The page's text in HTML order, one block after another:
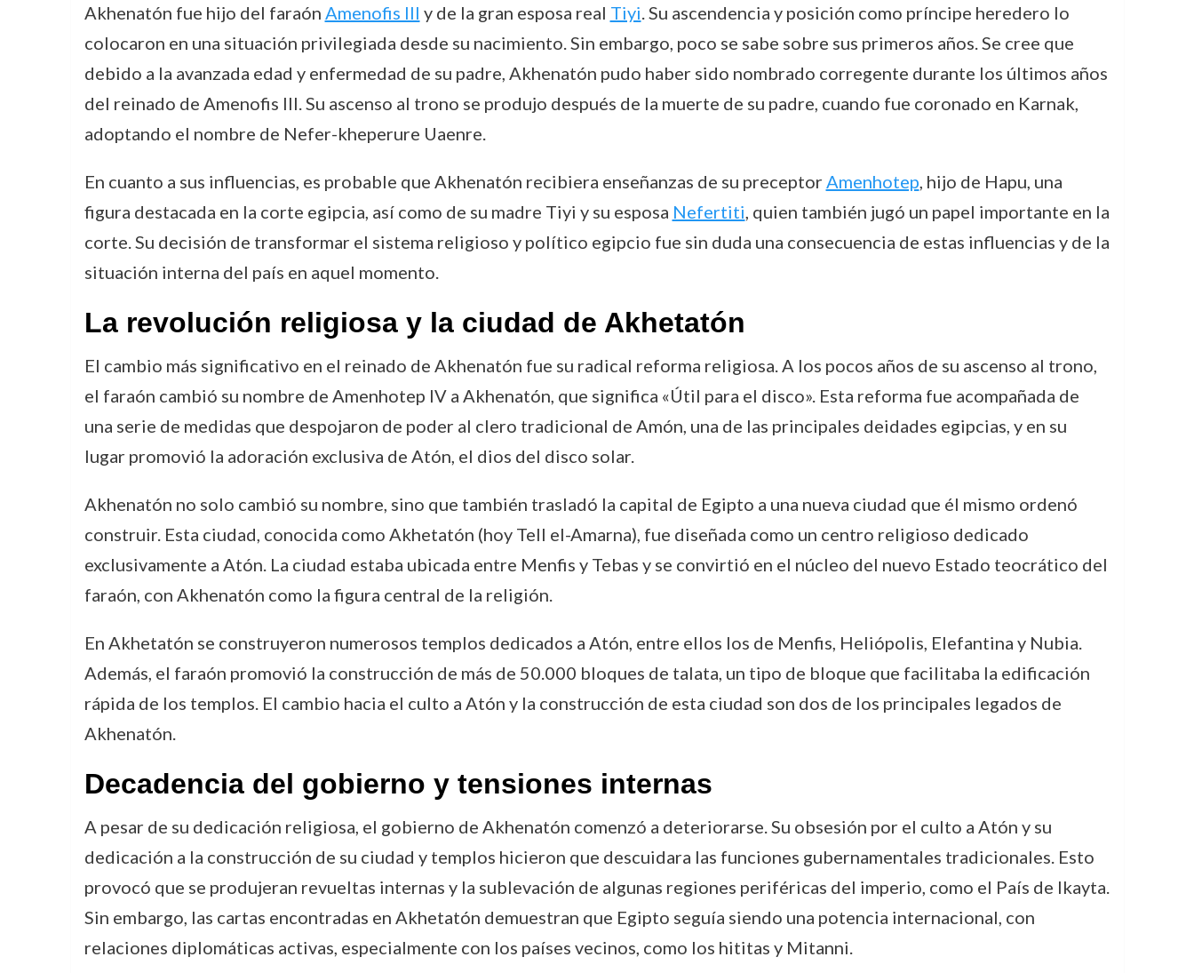
Akhenatón fue hijo del faraón Amenofis III y de la gran esposa real Tiyi. Su ascendencia y posición como príncipe heredero lo
colocaron en una situación privilegiada desde su nacimiento. Sin embargo, poco se sabe sobre sus primeros años. Se cree que
debido a la avanzada edad y enfermedad de su padre, Akhenatón pudo haber sido nombrado corregente durante los últimos años
del reinado de Amenofis III. Su ascenso al trono se produjo después de la muerte de su padre, cuando fue coronado en Karnak,
adoptando el nombre de Nefer-kheperure Uaenre.
En cuanto a sus influencias, es probable que Akhenatón recibiera enseñanzas de su preceptor Amenhotep, hijo de Hapu, una
figura destacada en la corte egipcia, así como de su madre Tiyi y su esposa Nefertiti, quien también jugó un papel importante en la
corte. Su decisión de transformar el sistema religioso y político egipcio fue sin duda una consecuencia de estas influencias y de la
situación interna del país en aquel momento.
La revolución religiosa y la ciudad de Akhetatón
El cambio más significativo en el reinado de Akhenatón fue su radical reforma religiosa. A los pocos años de su ascenso al trono,
el faraón cambió su nombre de Amenhotep IV a Akhenatón, que significa «Útil para el disco». Esta reforma fue acompañada de
una serie de medidas que despojaron de poder al clero tradicional de Amón, una de las principales deidades egipcias, y en su
lugar promovió la adoración exclusiva de Atón, el dios del disco solar.
Akhenatón no solo cambió su nombre, sino que también trasladó la capital de Egipto a una nueva ciudad que él mismo ordenó
construir. Esta ciudad, conocida como Akhetatón (hoy Tell el-Amarna), fue diseñada como un centro religioso dedicado
exclusivamente a Atón. La ciudad estaba ubicada entre Menfis y Tebas y se convirtió en el núcleo del nuevo Estado teocrático del
faraón, con Akhenatón como la figura central de la religión.
En Akhetatón se construyeron numerosos templos dedicados a Atón, entre ellos los de Menfis, Heliópolis, Elefantina y Nubia.
Además, el faraón promovió la construcción de más de 50.000 bloques de talata, un tipo de bloque que facilitaba la edificación
rápida de los templos. El cambio hacia el culto a Atón y la construcción de esta ciudad son dos de los principales legados de
Akhenatón.
Decadencia del gobierno y tensiones internas
A pesar de su dedicación religiosa, el gobierno de Akhenatón comenzó a deteriorarse. Su obsesión por el culto a Atón y su
dedicación a la construcción de su ciudad y templos hicieron que descuidara las funciones gubernamentales tradicionales. Esto
provocó que se produjeran revueltas internas y la sublevación de algunas regiones periféricas del imperio, como el País de Ikayta.
Sin embargo, las cartas encontradas en Akhetatón demuestran que Egipto seguía siendo una potencia internacional, con
relaciones diplomáticas activas, especialmente con los países vecinos, como los hititas y Mitanni.